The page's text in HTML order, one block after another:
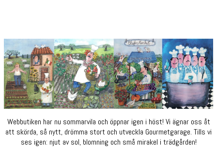
Webbutiken har nu sommarvila och öppnar igen i höst! Vi ägnar oss åt
att skörda, så nytt, drömma stort och utveckla Gourmetgarage. Tills vi
ses igen: njut av sol, blomning och små mirakel i trädgården!